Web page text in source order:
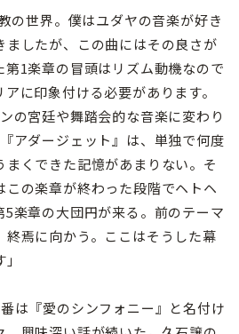
の世界。僕はユダヤの音楽が好き
ましたが、この曲にはその良さが
1楽章の冒頭はリズム動機なので
に印象付ける必要があります。
の宮廷や舞踏会的な音楽に変わり
アダージェット』は、単独で何度
くできた記憶があまりない。そ
の楽章が終わった段階でヘトヘ
5楽章の大団円が来る。前のテーマ
終焉に向かう。ここはそうした幕
」
は『愛のシンフォニー』と名付け